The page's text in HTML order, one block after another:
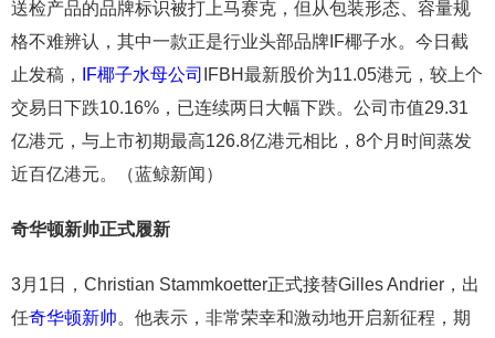
送检产品的品牌标识被打上马赛克，但从包装形态、容量规
格不难辨认，其中一款正是行业头部品牌IF椰子水。今日截
止发稿，
IF椰子水母公司 IFBH最新股价为11.05港元，较上个
交易日下跌10.16%，已连续两日大幅下跌。公司市值29.31
亿港元，与上市初期最高126.8亿港元相比，8个月时间蒸发
近百亿港元。（蓝鲸新闻）
奇华顿新帅正式履新
3月1日，Christian Stammkoetter正式接替Gilles Andrier，出
任奇华顿新帅。他表示，非常荣幸和激动地开启新征程，期